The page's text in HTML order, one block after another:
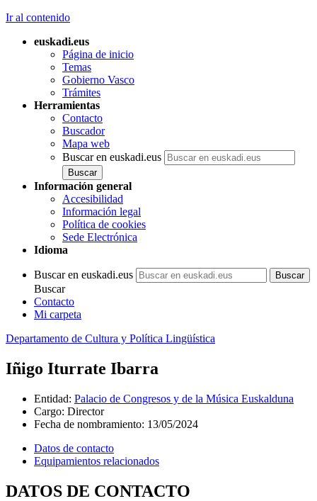
Ir al contenido
euskadi.eus
Página de inicio
Temas
Gobierno Vasco
Trámites
Herramientas
Contacto
Buscador
Mapa web
Buscar en euskadi.eus
Información general
Accesibilidad
Información legal
Política de cookies
Sede Electrónica
Idioma
Buscar en euskadi.eus
Buscar
Contacto
Mi carpeta
Departamento de Cultura y Política Lingüística
Iñigo Iturrate Ibarra
Entidad: Palacio de Congresos y de la Música Euskalduna
Cargo: Director
Fecha de nombramiento: 13/05/2024
Datos de contacto
Equipamientos relacionados
DATOS DE CONTACTO